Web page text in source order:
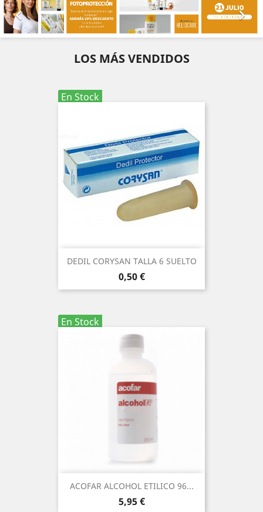
 
LOS MÁS VENDIDOS
En Stock
DEDIL CORYSAN TALLA 6 SUELTO
Precio
0,50 €
En Stock
ACOFAR ALCOHOL ETILICO 96...
Precio
5,95 €